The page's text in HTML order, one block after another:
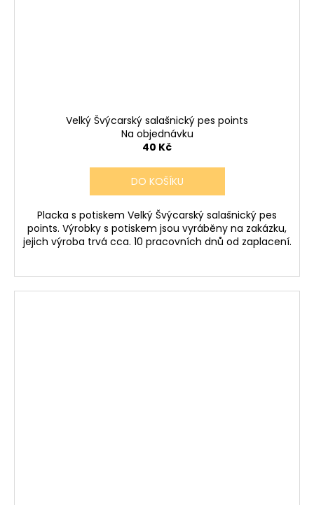
Velký Švýcarský salašnický pes points
Na objednávku
40 Kč
DO KOŠÍKU
Placka s potiskem Velký Švýcarský salašnický pes
points. Výrobky s potiskem jsou vyráběny na zakázku,
jejich výroba trvá cca. 10 pracovních dnů od zaplacení.